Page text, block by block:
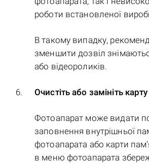
роботи встановленої
В такому випадку,
зменшити дозвіл
або відеороликів.
Очистіть або замініть
Фотоапарат може видати
заповнення внутрішньої
фотоапарата або карти
в меню фотоапарата